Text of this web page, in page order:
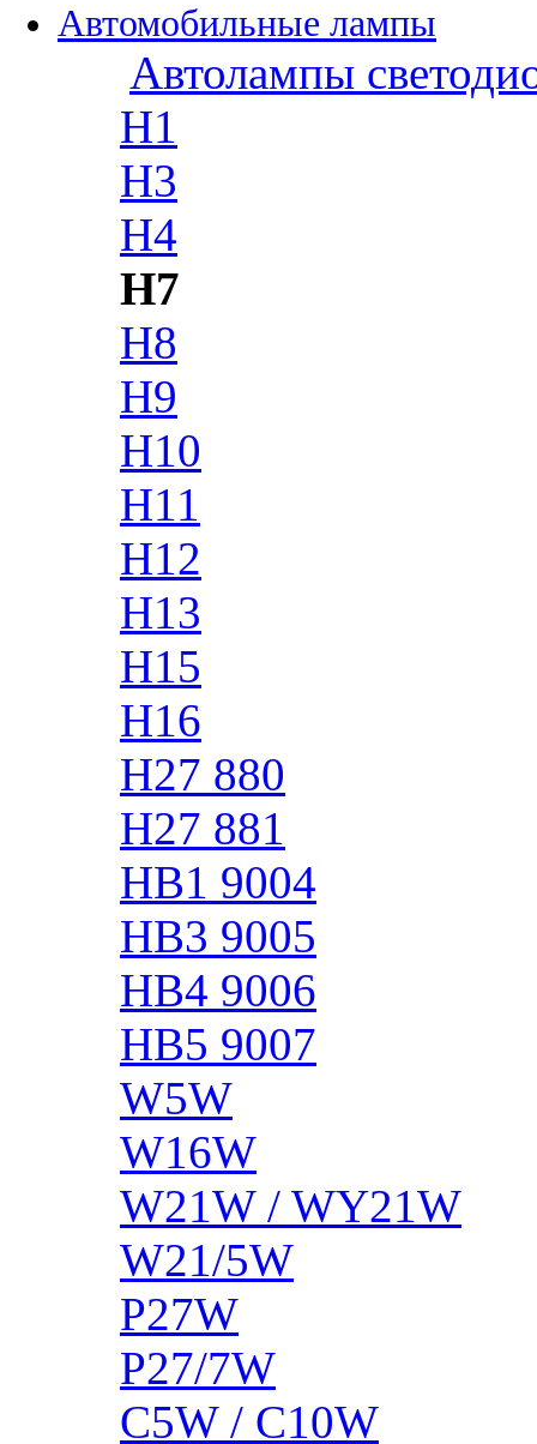
Автомобильные лампы
Автолампы
H1
H3
H4
H7
H8
H9
H10
H11
H12
H13
H15
H16
H27 880
H27 881
HB1 9004
HB3 9005
HB4 9006
HB5 9007
W5W
W16W
W21W / WY21W
W21/5W
P27W
P27/7W
C5W / C10W